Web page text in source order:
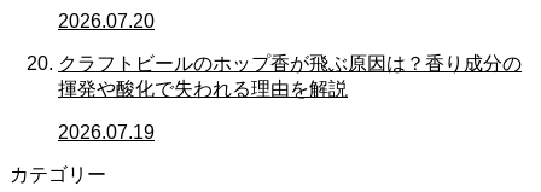
2026.07.20
クラフトビールのホップ香が飛ぶ原因は？香り成分の
揮発や酸化で失われる理由を解説
2026.07.19
カテゴリー